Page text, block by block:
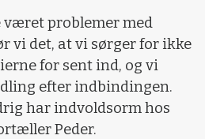
været problemer med
vi det, at vi sørger for ikke
for sent ind, og vi
efter indbindingen.
har indvoldsorm hos
Peder.